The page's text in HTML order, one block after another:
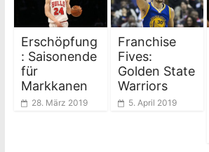
Erschöpfung
: Saisonende
für
Markkanen
28. März 2019
Franchise
Fives:
Golden State
Warriors
5. April 2019